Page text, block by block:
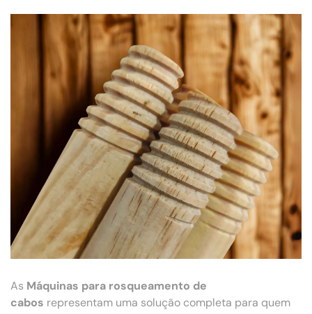
As Máquinas para rosqueamento de
cabos representam uma solução completa para quem